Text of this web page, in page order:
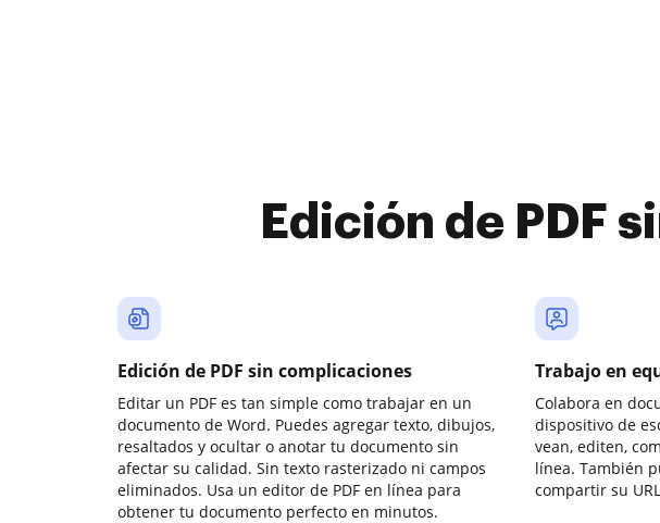
Edición de PDF
Edición de PDF sin complicaciones
Editar un PDF es tan simple como trabajar en un
documento de Word. Puedes agregar texto, dibujos,
resaltados y ocultar o anotar tu documento sin
afectar su calidad. Sin texto rasterizado ni campos
eliminados. Usa un editor de PDF en línea para
obtener tu documento perfecto en minutos.
Trabajo en
Colabora en
dispositivo de
vean, editen,
línea. También
compartir su